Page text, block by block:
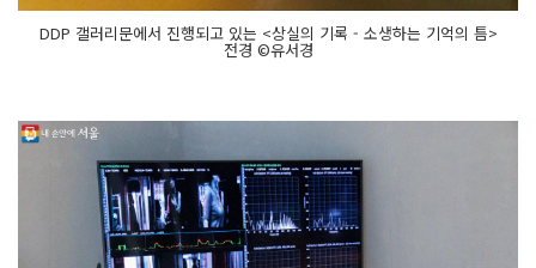
DDP 갤러리문에서 진행되고 있는 <상실의 기록 - 소생하는 기억의 틈>
전경 ©유서경